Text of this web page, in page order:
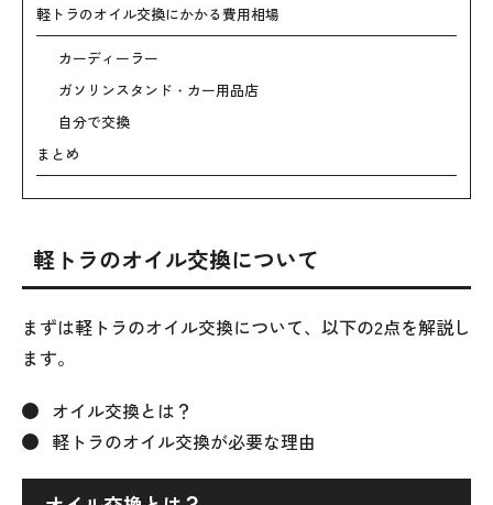
軽トラのオイル交換にかかる費用相場
カーディーラー
ガソリンスタンド・カー用品店
自分で交換
まとめ
軽トラのオイル交換について
まずは軽トラのオイル交換について、以下の2点を解説し
ます。
オイル交換とは？
軽トラのオイル交換が必要な理由